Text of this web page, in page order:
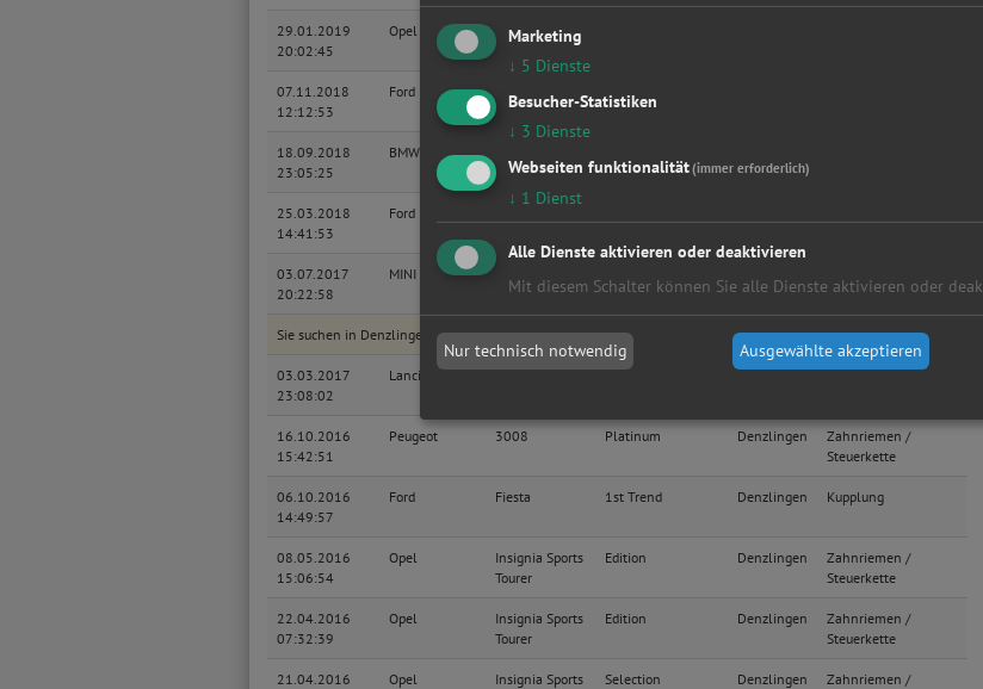
29.01.2019
20:02:45
Opel Zafira B
07.11.2018
12:12:53
Ford Focus Turnier Trend
18.09.2018
23:05:25
BMW
Coupe
25.03.2018
14:41:53
Ford
03.07.2017
20:22:58
MINI
Sie suchen in Denzlingen eine günstige Werkstatt?Anfrage jetzt stellen
03.03.2017
23:08:02
Lancia Voyager Gold Denzlingen
Zahnriemen /
16.10.2016
15:42:51
Peugeot 3008 Platinum Denzlingen
Zahnriemen /
Steuerkette
06.10.2016
14:49:57
Ford Fiesta 1st Trend Denzlingen Kupplung
08.05.2016
15:06:54
Opel
Insignia Sports
Tourer
Edition Denzlingen
Zahnriemen /
Steuerkette
22.04.2016
07:32:39
Opel
Insignia Sports
Tourer
Edition Denzlingen
Zahnriemen /
Steuerkette
21.04.2016
Opel
Insignia Sports
Selection Denzlingen
Zahnriemen /
Marketing
↓ 5 Dienste
Besucher-Statistiken
↓ 3 Dienste
Webseiten funktionalität(immer erforderlich)
↓ 1 Dienst
Alle Dienste aktivieren oder deaktivieren
Mit diesem Schalter können Sie alle Dienste aktivieren oder
Nur technisch notwendig Ausgewählte akzeptieren